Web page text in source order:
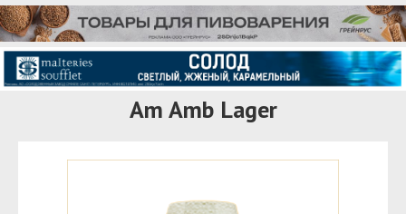
Am Amb Lager